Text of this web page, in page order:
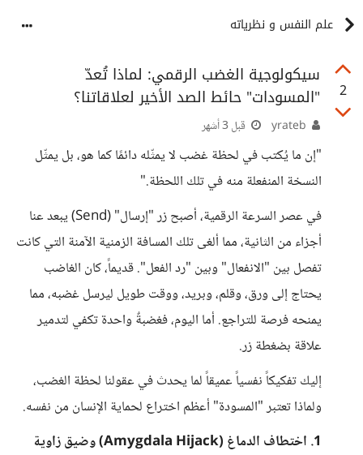
علم النفس و نظرياته
2
سيكولوجية الغضب الرقمي: لماذا تُعدّ
"المسودات" حائط الصد الأخير لعلاقاتنا؟
قبل 3 أشهر
​"إن ما يُكتب في لحظة غضب لا يمثّله دائمًا كما هو، بل يمثّل
النسخة المنفعلة منه في تلك اللحظة."
​في عصر السرعة الرقمية، أصبح زر "إرسال" (Send) يبعد عنا
أجزاء من الثانية، مما ألغى تلك المسافة الزمنية الآمنة التي كانت
تفصل بين "الانفعال" وبين "رد الفعل". قديماً، كان الغاضب
يحتاج إلى ورق، وقلم، وبريد، ووقت طويل ليرسل غضبه، مما
يمنحه فرصة للتراجع. أما اليوم، فغضبةٌ واحدة تكفي لتدمير
علاقة بضغطة زر.
​إليك تفكيكاً نفسياً عميقاً لما يحدث في عقولنا لحظة الغضب،
ولماذا تعتبر "المسودة" أعظم اختراع لحماية الإنسان من نفسه.
​1. اختطاف الدماغ (Amygdala Hijack) وضيق زاوية